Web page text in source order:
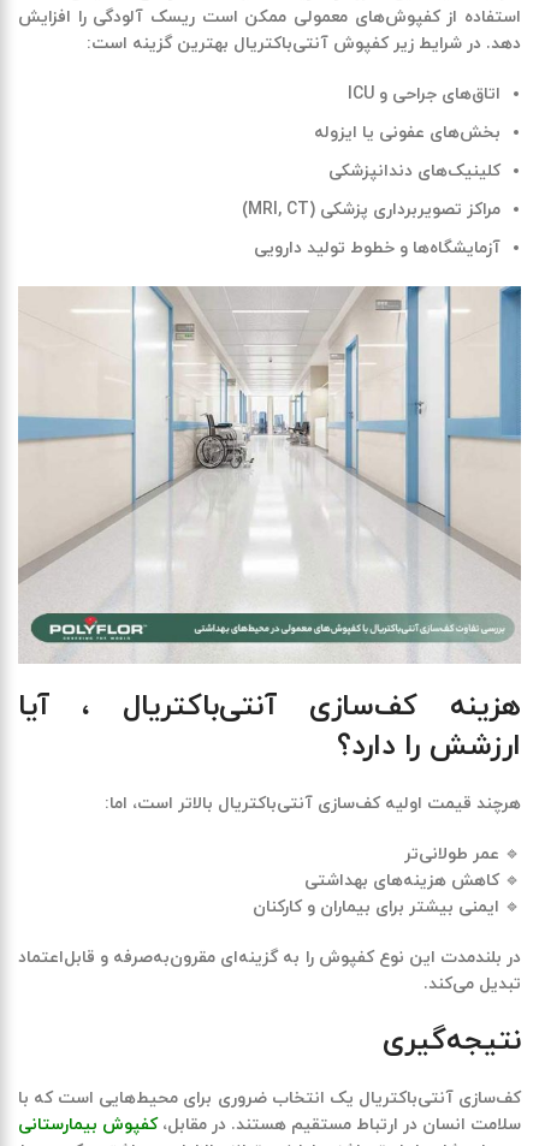
استفاده از کفپوش‌های معمولی ممکن است ریسک آلودگی را افزایش
دهد. در شرایط زیر کفپوش آنتی‌باکتریال بهترین گزینه است:
اتاق‌های جراحی و ICU
بخش‌های عفونی یا ایزوله
کلینیک‌های دندانپزشکی
مراکز تصویربرداری پزشکی (MRI, CT)
آزمایشگاه‌ها و خطوط تولید دارویی
هزینه کف‌سازی آنتی‌باکتریال ، آیا
ارزشش را دارد؟
هرچند قیمت اولیه کف‌سازی آنتی‌باکتریال بالاتر است، اما:
🔹 عمر طولانی‌تر
🔹 کاهش هزینه‌های بهداشتی
🔹 ایمنی بیشتر برای بیماران و کارکنان
در بلندمدت این نوع کفپوش را به گزینه‌ای مقرون‌به‌صرفه و قابل‌اعتماد
تبدیل می‌کند.
نتیجه‌گیری
کف‌سازی آنتی‌باکتریال یک انتخاب ضروری برای محیط‌هایی است که با
سلامت انسان در ارتباط مستقیم هستند. در مقابل،کفپوش‌ بیمارستانی